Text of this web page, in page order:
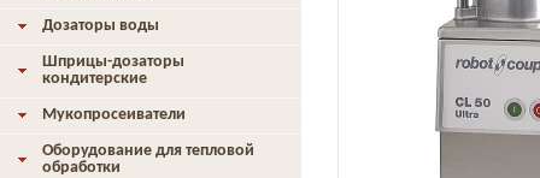
Дозаторы воды
Шприцы-дозаторы
кондитерские
Мукопросеиватели
Оборудование для тепловой
обработки